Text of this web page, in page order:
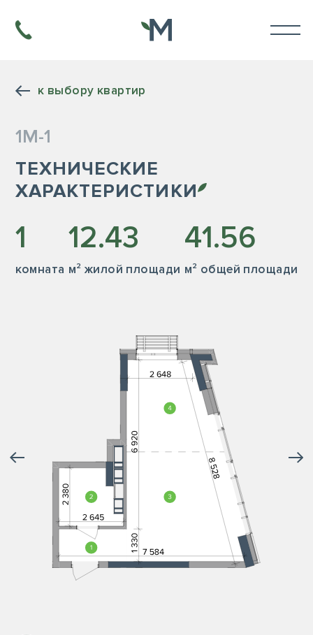
к выбору квартир
1М-1
ТЕХНИЧЕСКИЕ
ХАРАКТЕРИСТИКИ
1
комната
12.43
м² жилой площади
41.56
м² общей площади